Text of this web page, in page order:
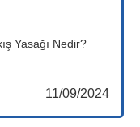
Yasağı Nedir?
11/09/2024